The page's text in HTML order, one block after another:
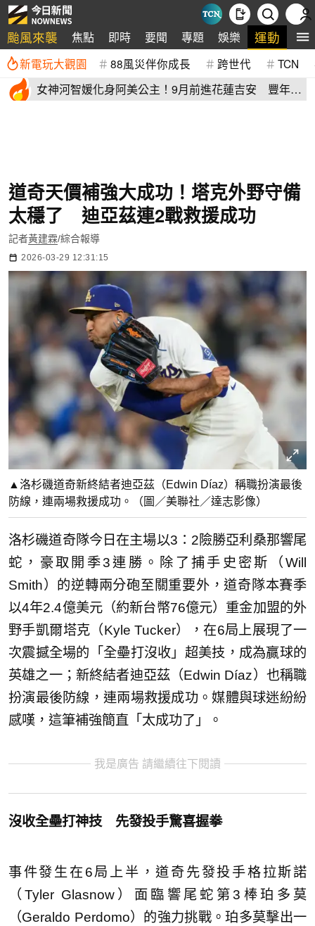
颱風來襲 焦點 即時 要聞 專題 娛樂 運動 全
新電玩大觀園 88風災伴你成長 跨世代 TCN
女神河智媛化身阿美公主！9月前進花蓮吉安 豐年節
道奇天價補強大成功！塔克外野守備
太穩了 迪亞茲連2戰救援成功
記者黃建霖/綜合報導
2026-03-29 12:31:15
▲洛杉磯道奇新終結者迪亞茲（Edwin Díaz）稱職扮演最後
防線，連兩場救援成功。（圖／美聯社／達志影像）
洛杉磯道奇隊今日在主場以3：2險勝亞利桑那響尾
蛇，豪取開季3連勝。除了捕手史密斯（Will
Smith）的逆轉兩分砲至關重要外，道奇隊本賽季
以4年2.4億美元（約新台幣76億元）重金加盟的外
野手凱爾塔克（Kyle Tucker），在6局上展現了一
次震撼全場的「全壘打沒收」超美技，成為贏球的
英雄之一；新終結者迪亞茲（Edwin Díaz）也稱職
扮演最後防線，連兩場救援成功。媒體與球迷紛紛
感嘆，這筆補強簡直「太成功了」。
我是廣告 請繼續往下閱讀
沒收全壘打神技 先發投手驚喜握拳
事件發生在6局上半，道奇先發投手格拉斯諾
（Tyler Glasnow）面臨響尾蛇第3棒珀多莫
（Geraldo Perdomo）的強力挑戰。珀多莫擊出一